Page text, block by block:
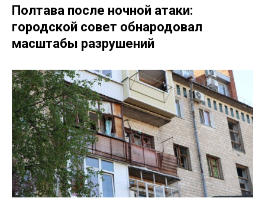
Полтава после ночной атаки:
городской совет обнародовал
масштабы разрушений